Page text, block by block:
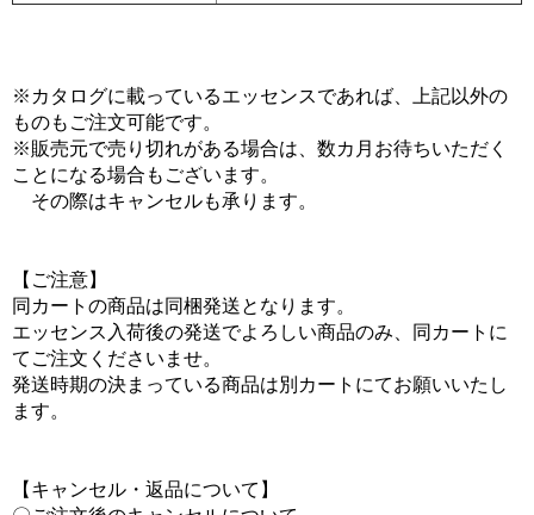
※カタログに載っているエッセンスであれば、上記以外の
ものもご注文可能です。
※販売元で売り切れがある場合は、数カ月お待ちいただく
ことになる場合もございます。
その際はキャンセルも承ります。
【ご注意】
同カートの商品は同梱発送となります。
エッセンス入荷後の発送でよろしい商品のみ、同カートに
てご注文くださいませ。
発送時期の決まっている商品は別カートにてお願いいたし
ます。
【キャンセル・返品について】